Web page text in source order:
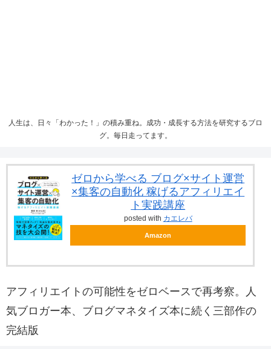
人生は、日々「わかった！」の積み重ね。成功・成長する方法を研究するブロ
グ。毎日走ってます。
ゼロから学べる ブログ×サイト運営
×集客の自動化 稼げるアフィリエイ
ト実践講座
posted with カエレバ
Amazon
アフィリエイトの可能性をゼロベースで再考察。人
気ブロガー本、ブログマネタイズ本に続く三部作の
完結版